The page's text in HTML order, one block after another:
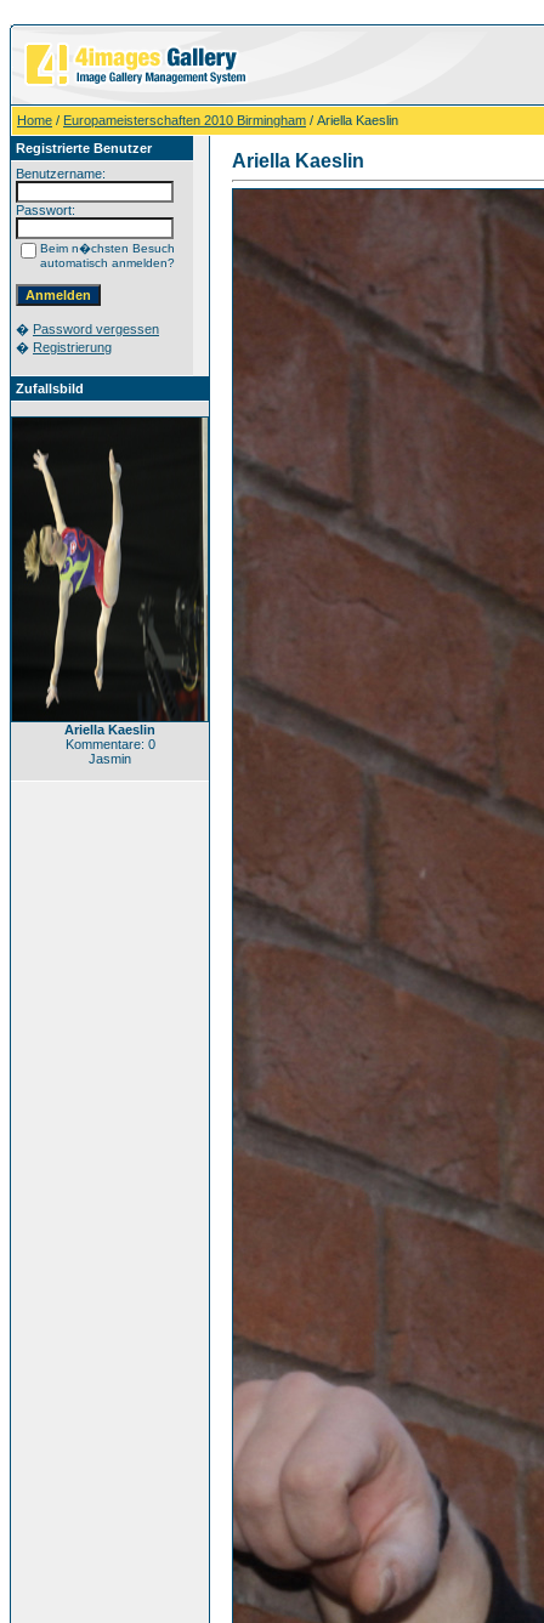
Home / Europameisterschaften 2010 Birmingham / Ariella Kaeslin
Registrierte Benutzer
Benutzername:
Passwort:
Beim n�chsten Besuch
automatisch anmelden?
� Password vergessen
� Registrierung
Zufallsbild
Ariella Kaeslin
Kommentare: 0
Jasmin
Ariella Kaeslin